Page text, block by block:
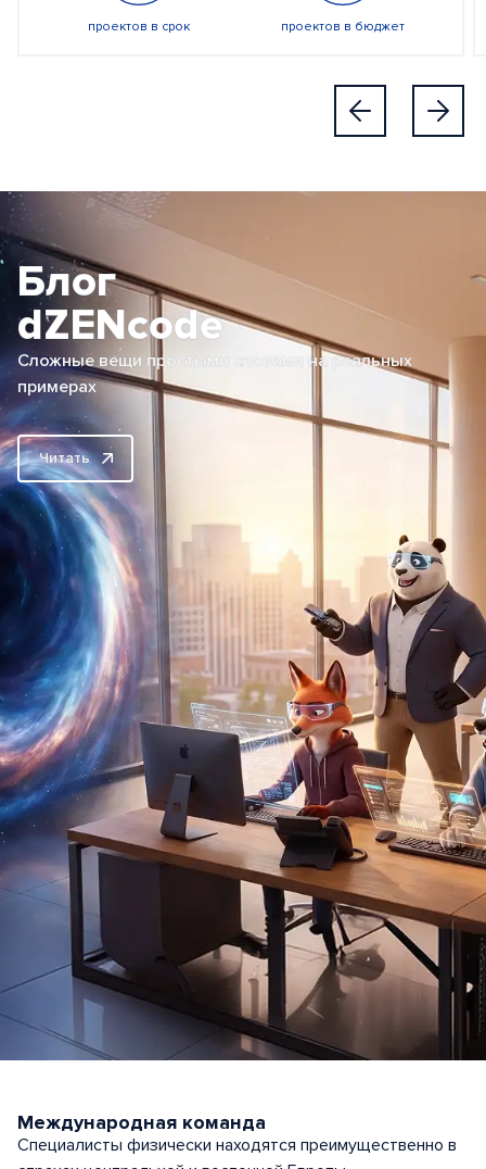
проектов в срок проектов в бюджет
Блог
dZENcode
Сложные вещи простыми словами на реальных
примерах
Читать
Международная команда
Специалисты физически находятся преимущественно в